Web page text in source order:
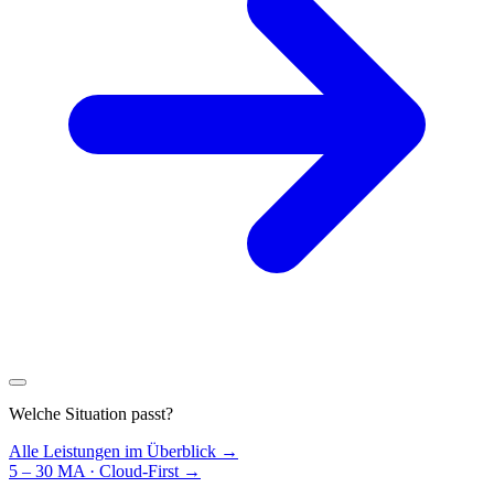
Welche Situation passt?
Alle Leistungen im Überblick →
5 – 30 MA · Cloud-First →